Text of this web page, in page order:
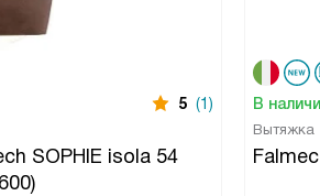
5 (1)
SOPHIE isola 54
В
Вытяжка